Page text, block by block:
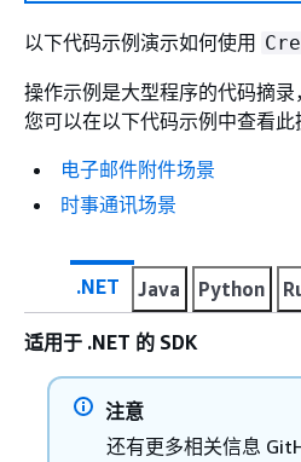
以下代码示例演示如何使用
操作示例是大型程序的代码摘录
您可以在以下代码示例中查看此
电子邮件附件场景
时事通讯场景
.NET Java Python
适用于 .NET 的 SDK
注意
还有更多相关信息